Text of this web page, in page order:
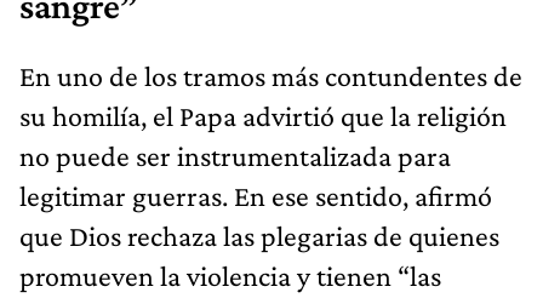
En uno de los tramos más contundentes de
su homilía, el Papa advirtió que la religión
no puede ser instrumentalizada para
legitimar guerras. En ese sentido, afirmó
que Dios rechaza las plegarias de quienes
promueven la violencia y tienen “las